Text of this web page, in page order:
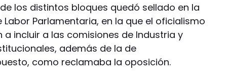
los distintos bloques quedó sellado en la
Parlamentaria, en la que el oficialismo
incluir a las comisiones de Industria y
además de la de
como reclamaba la oposición.